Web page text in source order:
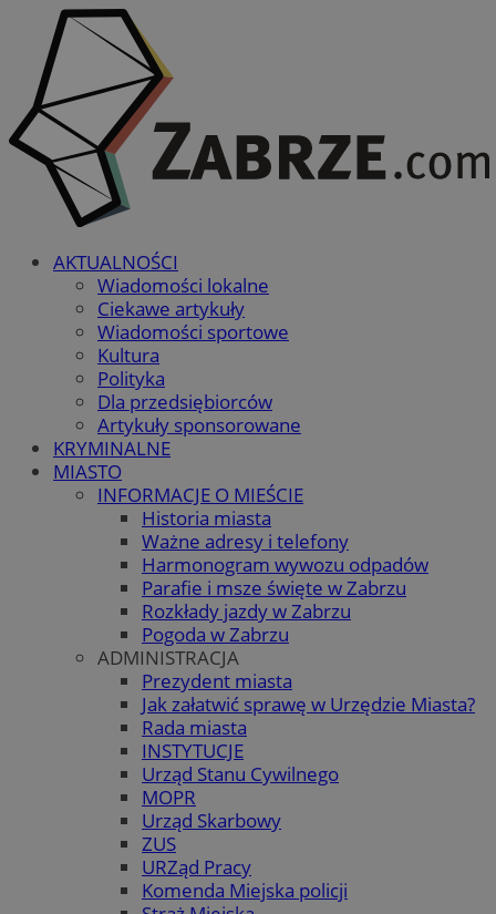
AKTUALNOŚCI
Wiadomości lokalne
Ciekawe artykuły
Wiadomości sportowe
Kultura
Polityka
Dla przedsiębiorców
Artykuły sponsorowane
KRYMINALNE
MIASTO
INFORMACJE O MIEŚCIE
Historia miasta
Ważne adresy i telefony
Harmonogram wywozu odpadów
Parafie i msze święte w Zabrzu
Rozkłady jazdy w Zabrzu
Pogoda w Zabrzu
ADMINISTRACJA
Prezydent miasta
Jak załatwić sprawę w Urzędzie Miasta?
Rada miasta
INSTYTUCJE
Urząd Stanu Cywilnego
MOPR
Urząd Skarbowy
ZUS
URZąd Pracy
Komenda Miejska policji